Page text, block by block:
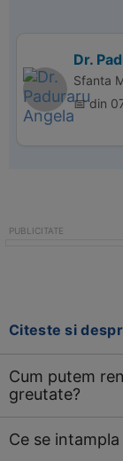
Dr.
Sfanta
📅 din
Citeste si
Cum putem
greutate?
Ce se